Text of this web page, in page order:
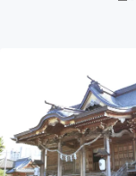
テクノ
映像・